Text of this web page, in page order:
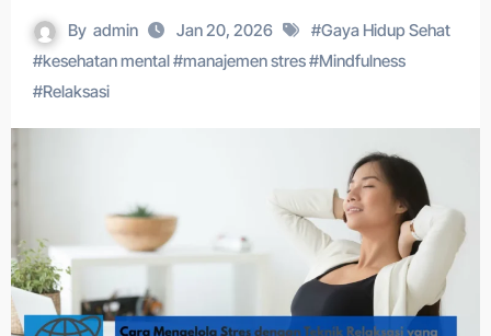
By admin Jan 20, 2026 #Gaya Hidup Sehat
#kesehatan mental#manajemen stres#Mindfulness
#Relaksasi